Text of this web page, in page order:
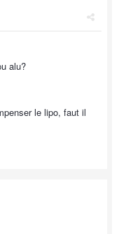
alu?
le lipo, faut il